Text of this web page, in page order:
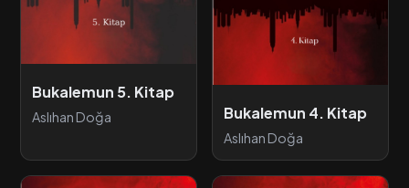
Bukalemun 5. Kitap
Aslıhan Doğa Bukalemun 4. Kitap
Aslıhan Doğa